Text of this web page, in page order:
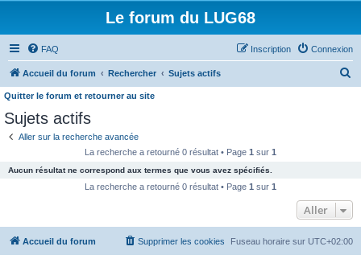
Le forum du LUG68
FAQ Connexion
Inscription
Accueil du forum Rechercher Sujets actifs
e
r
Quitter le forum et retourner au site
Sujets actifs
Aller sur la recherche avancée
La recherche a retourné 0 résultat • Page 1 sur 1
Aucun résultat ne correspond aux termes que vous avez spécifiés.
La recherche a retourné 0 résultat • Page 1 sur 1
Aller
Accueil du forum Fuseau horaire sur UTC+02:00
Supprimer les cookies